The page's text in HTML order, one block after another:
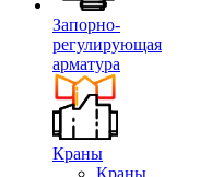
Запорно-
регулирующая
арматура
Краны
Краны